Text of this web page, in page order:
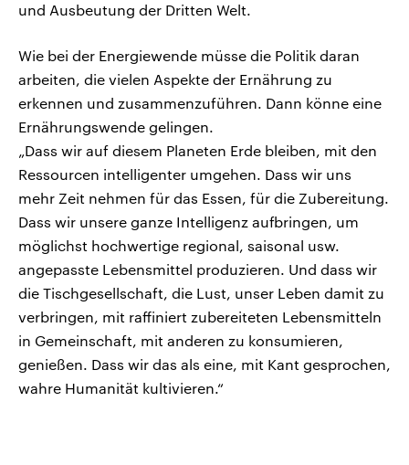
und Ausbeutung der Dritten Welt.
Wie bei der Energiewende müsse die Politik daran
arbeiten, die vielen Aspekte der Ernährung zu
erkennen und zusammenzuführen. Dann könne eine
Ernährungswende gelingen.
„Dass wir auf diesem Planeten Erde bleiben, mit den
Ressourcen intelligenter umgehen. Dass wir uns
mehr Zeit nehmen für das Essen, für die Zubereitung.
Dass wir unsere ganze Intelligenz aufbringen, um
möglichst hochwertige regional, saisonal usw.
angepasste Lebensmittel produzieren. Und dass wir
die Tischgesellschaft, die Lust, unser Leben damit zu
verbringen, mit raffiniert zubereiteten Lebensmitteln
in Gemeinschaft, mit anderen zu konsumieren,
genießen. Dass wir das als eine, mit Kant gesprochen,
wahre Humanität kultivieren.“